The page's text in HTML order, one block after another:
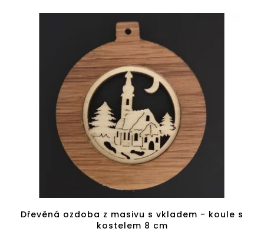
Dřevěná ozdoba z masivu s vkladem - koule s
kostelem 8 cm